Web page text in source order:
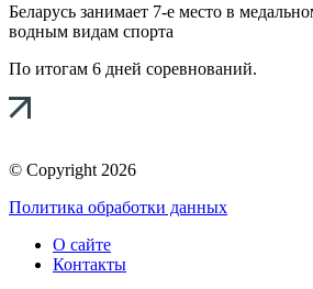
Беларусь занимает 7-е место в
водным видам спорта
По итогам 6 дней соревнований.
© Copyright 2026
Политика обработки данных
О сайте
Контакты